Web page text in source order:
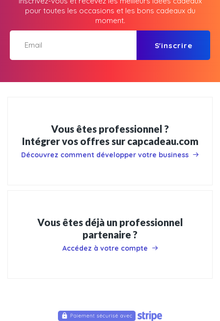
pour toutes les occasions et les bons cadeaux du
moment.
S'inscrire
Vous êtes professionnel ?
Intégrer vos offres sur capcadeau.com
Découvrez comment développer votre business
Vous êtes déjà un professionnel
partenaire ?
Accédez à votre compte